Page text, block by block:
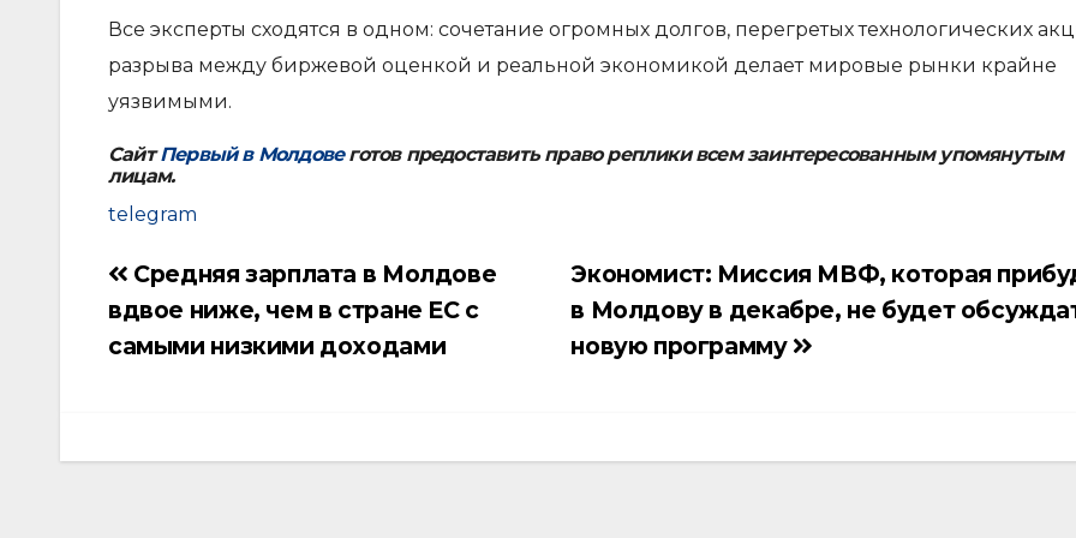
Все эксперты сходятся в одном: сочетание огромных долгов, перегретых технологических
разрыва между биржевой оценкой и реальной экономикой делает мировые рынки крайне
уязвимыми.
СайтПервый в Молдовеготов предоставить право реплики всем заинтересованным упомянутым
лицам.
telegram
Навигация
по
Экономист: Миссия МВФ, которая
в Молдову в декабре, не будет
новую программу
Средняя зарплата в Молдове
вдвое ниже, чем в стране ЕС с
самыми низкими доходами